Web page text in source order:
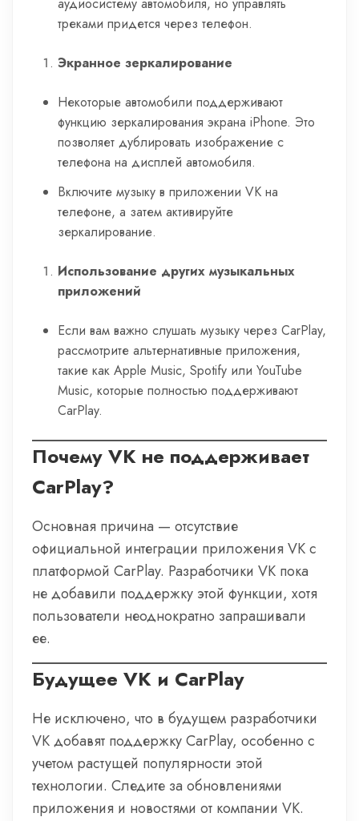
треками придется через телефон.
Экранное зеркалирование
Некоторые автомобили поддерживают
функцию зеркалирования экрана iPhone. Это
позволяет дублировать изображение с
телефона на дисплей автомобиля.
Включите музыку в приложении VK на
телефоне, а затем активируйте
зеркалирование.
Использование других музыкальных
приложений
Если вам важно слушать музыку через CarPlay,
рассмотрите альтернативные приложения,
такие как Apple Music, Spotify или YouTube
Music, которые полностью поддерживают
CarPlay.
Почему VK не поддерживает
CarPlay?
Основная причина — отсутствие
официальной интеграции приложения VK с
платформой CarPlay. Разработчики VK пока
не добавили поддержку этой функции, хотя
пользователи неоднократно запрашивали
ее.
Будущее VK и CarPlay
Не исключено, что в будущем разработчики
VK добавят поддержку CarPlay, особенно с
учетом растущей популярности этой
технологии. Следите за обновлениями
приложения и новостями от компании VK.